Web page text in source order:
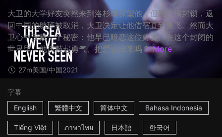
大卫的大学好友突然来到洛杉矶探望他，但因疫情封锁，返
回中国的航班被取消，大卫决定让他借宿直到复飞。然而大
卫心中深藏一个秘密：他早已暗恋这位好友。在这个封闭的
世界里，他该鼓起勇气、把爱说出来吗？ More
27m美国/中国2021
字幕
English
繁體中文 简体中文 Bahasa Indonesia
Tiếng Việt ภาษาไทย 日本語 한국어